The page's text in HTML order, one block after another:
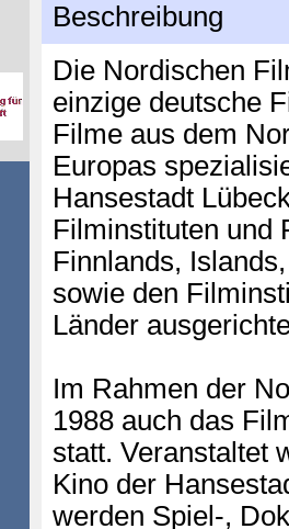
Beschreibung
Die Nordischen
einzige deutsche
Filme aus dem
Europas
Hansestadt
Filminstituten und
Finnlands,
sowie den
Länder
Im Rahmen der
1988 auch das
statt. Veranstaltet
Kino der
werden Spiel-,